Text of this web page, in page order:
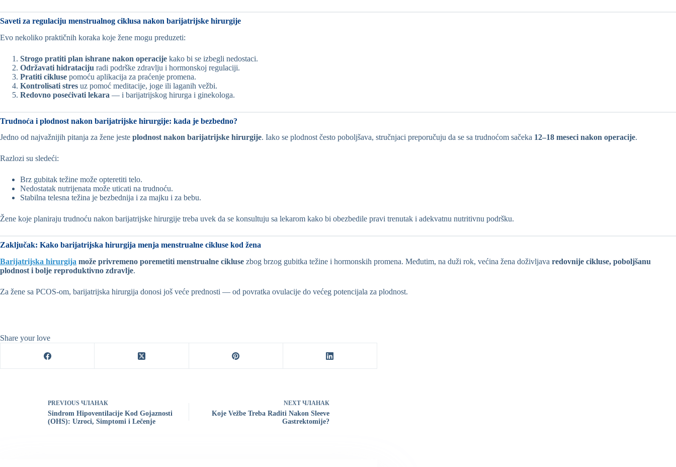
Saveti za regulaciju menstrualnog ciklusa nakon barijatrijske hirurgije
Evo nekoliko praktičnih koraka koje žene mogu preduzeti:
Strogo pratiti plan ishrane nakon operacije kako bi se izbegli nedostaci.
Održavati hidrataciju radi podrške zdravlju i hormonskoj regulaciji.
Pratiti cikluse pomoću aplikacija za praćenje promena.
Kontrolisati stres uz pomoć meditacije, joge ili laganih vežbi.
Redovno posećivati lekara — i barijatrijskog hirurga i ginekologa.
Trudnoća i plodnost nakon barijatrijske hirurgije: kada je bezbedno?
Jedno od najvažnijih pitanja za žene jeste plodnost nakon barijatrijske hirurgije. Iako se plodnost često poboljšava, stručnjaci preporučuju da se sa trudnoćom sačeka 12–18 meseci nakon operacije.
Razlozi su sledeći:
Brz gubitak težine može opteretiti telo.
Nedostatak nutrijenata može uticati na trudnoću.
Stabilna telesna težina je bezbednija i za majku i za bebu.
Žene koje planiraju trudnoću nakon barijatrijske hirurgije treba uvek da se konsultuju sa lekarom kako bi obezbedile pravi trenutak i adekvatnu nutritivnu podršku.
Zaključak: Kako barijatrijska hirurgija menja menstrualne cikluse kod žena
Barijatrijska hirurgija može privremeno poremetiti menstrualne cikluse zbog brzog gubitka težine i hormonskih promena. Međutim, na duži rok, većina žena doživljava redovnije cikluse, poboljšanu
plodnost i bolje reproduktivno zdravlje.
Za žene sa PCOS-om, barijatrijska hirurgija donosi još veće prednosti — od povratka ovulacije do većeg potencijala za plodnost.
Share your love
PREVIOUS ЧЛАНАК
Sindrom Hipoventilacije Kod Gojaznosti
(OHS): Uzroci, Simptomi i Lečenje
NEXT ЧЛАНАК
Koje Vežbe Treba Raditi Nakon Sleeve
Gastrektomije?